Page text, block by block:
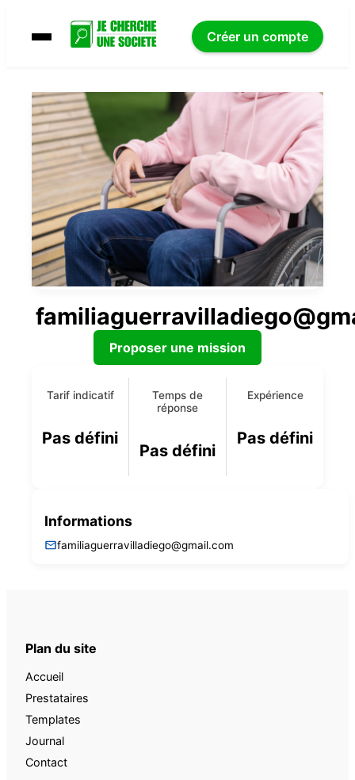
Créer un compte
Proposer une mission
Tarif indicatif
Pas défini
Temps de
réponse
Pas défini
Expérience
Pas défini
Informations
familiaguerravilladiego@gmail.com
Plan du site
Accueil
Prestataires
Templates
Journal
Contact